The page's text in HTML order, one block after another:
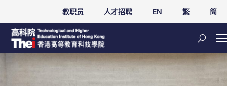
教职员 人才招聘 EN 繁 简